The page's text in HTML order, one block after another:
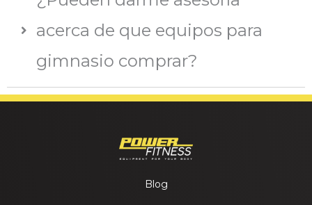
acerca de que equipos para
gimnasio comprar?
Blog